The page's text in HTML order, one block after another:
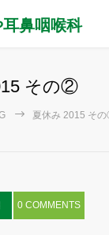
鼻咽喉科
その②
夏休み 2015 そ
0 COMMENTS